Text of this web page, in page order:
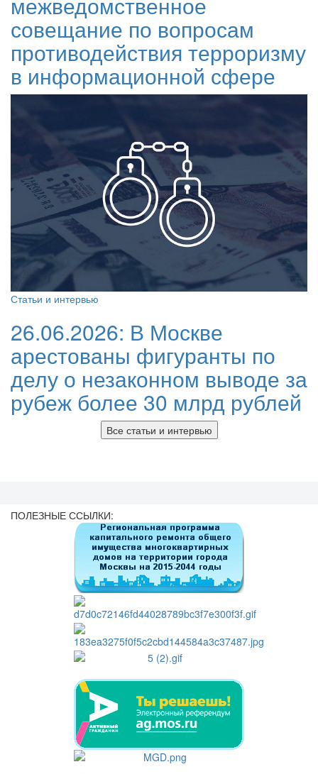
совещание по вопросам
противодействия терроризму
в информационной сфере
Статьи и интервью
26.06.2026: В Москве
арестованы фигуранты по
делу о незаконном выводе за
рубеж более 30 млрд рублей
Все статьи и интервью
ПОЛЕЗНЫЕ ССЫЛКИ: